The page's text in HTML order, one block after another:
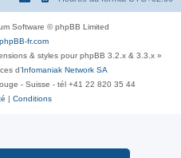
Software © phpBB Limited
phpBB-fr.com
& styles pour phpBB 3.2.x & 3.3.x »
d’ Infomaniak Network SA
- Suisse - tél +41 22 820 35 44
Conditions